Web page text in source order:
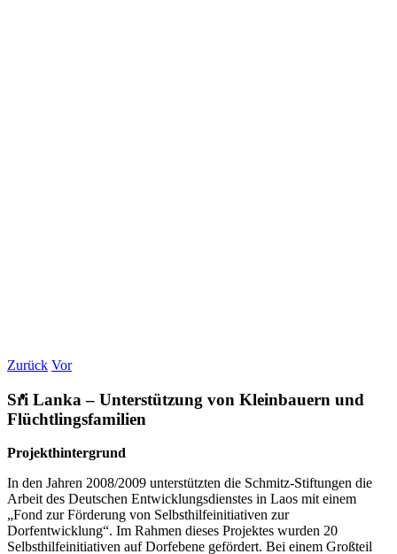
Zurück Vor
Sri Lanka – Unterstützung von Kleinbauern und
Flüchtlingsfamilien
Projekthintergrund
In den Jahren 2008/2009 unterstützten die Schmitz-Stiftungen die
Arbeit des Deutschen Entwicklungsdienstes in Laos mit einem
„Fond zur Förderung von Selbsthilfeinitiativen zur
Dorfentwicklung“. Im Rahmen dieses Projektes wurden 20
Selbsthilfeinitiativen auf Dorfebene gefördert. Bei einem Großteil